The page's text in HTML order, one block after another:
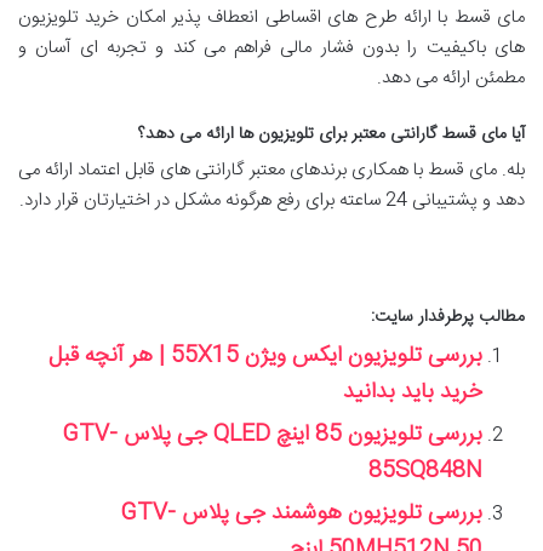
مای قسط با ارائه طرح های اقساطی انعطاف پذیر امکان خرید تلویزیون
های باکیفیت را بدون فشار مالی فراهم می کند و تجربه ای آسان و
مطمئن ارائه می دهد.
آیا مای قسط گارانتی معتبر برای تلویزیون ها ارائه می دهد؟
بله. مای قسط با همکاری برندهای معتبر گارانتی های قابل اعتماد ارائه می
دهد و پشتیبانی 24 ساعته برای رفع هرگونه مشکل در اختیارتان قرار دارد.
مطالب پرطرفدار سایت:
بررسی تلویزیون ایکس ویژن 55X15 | هر آنچه قبل
خرید باید بدانید
بررسی تلویزیون 85 اینچ QLED جی پلاس GTV-
85SQ848N
بررسی تلویزیون هوشمند جی پلاس GTV-